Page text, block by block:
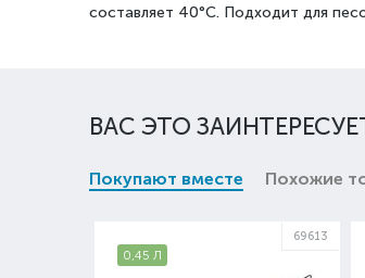
составляет 40°С. Подходит для
ВАС ЭТО
Покупают вместе Похожие
0,45 Л
69613